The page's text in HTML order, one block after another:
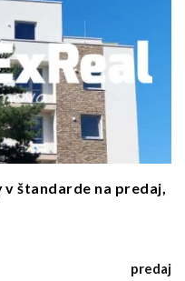
štandarde na predaj,
predaj